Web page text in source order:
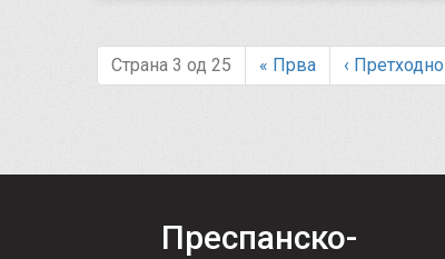
Страна 3 од 25 « Прва ‹ Претходно
Преспанско-